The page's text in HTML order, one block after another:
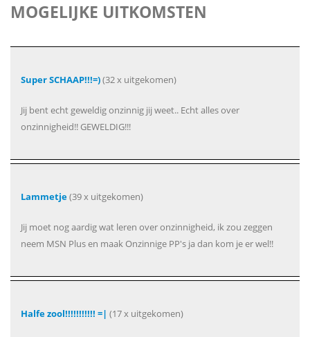
MOGELIJKE UITKOMSTEN
Super SCHAAP!!!=)(32 x uitgekomen)
Jij bent echt geweldig onzinnig jij weet.. Echt alles over
onzinnigheid!! GEWELDIG!!!
Lammetje(39 x uitgekomen)
Jij moet nog aardig wat leren over onzinnigheid, ik zou zeggen
neem MSN Plus en maak Onzinnige PP's ja dan kom je er wel!!
Halfe zool!!!!!!!!!!! =| (17 x uitgekomen)